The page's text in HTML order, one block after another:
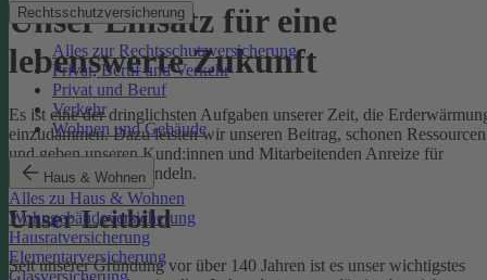
Rechtsschutzversicherung
Alles zur Rechtsschutzversicherung
Privat, Beruf und Verkehr
Privat und Beruf
Verkehr
Wohnen und Gebäude
Haus & Wohnen
Alles zu Haus & Wohnen
Wohngebäudeversicherung
Hausratversicherung
Elementarversicherung
Glasversicherung
Unser Einsatz für eine
lebenswerte Zukunft
Es ist eine der dringlichsten Aufgaben unserer Zeit, die
einzudämmen. Dazu leisten wir unseren Beitrag, schonen Ressourcen
und geben unseren Kund:innen und Mitarbeitenden Anreize für
umweltbewusstes Handeln.
Unser Leitbild
Seit unserer Gründung vor über 140 Jahren ist es unser wichtigstes